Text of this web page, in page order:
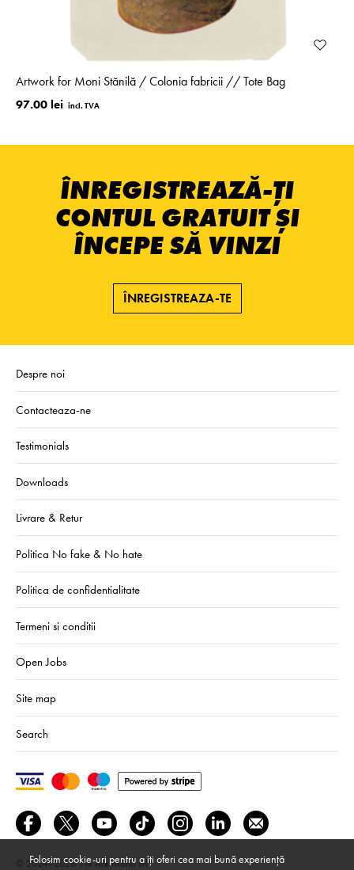
Artwork for Moni Stănilă / Colonia fabricii // Tote Bag
97.00 lei
ÎNREGISTREAZĂ-ȚI
CONTUL GRATUIT ȘI
ÎNCEPE SĂ VINZI
ÎNREGISTREAZA-TE
Despre noi
Contacteaza-ne
Testimonials
Downloads
Livrare & Retur
Politica No fake & No hate
Politica de confidentialitate
Termeni si conditii
Open Jobs
Site map
Search
© 2024–2026 We Are Mono srl
Folosim cookie-uri pentru a îți oferi cea mai bună experiență